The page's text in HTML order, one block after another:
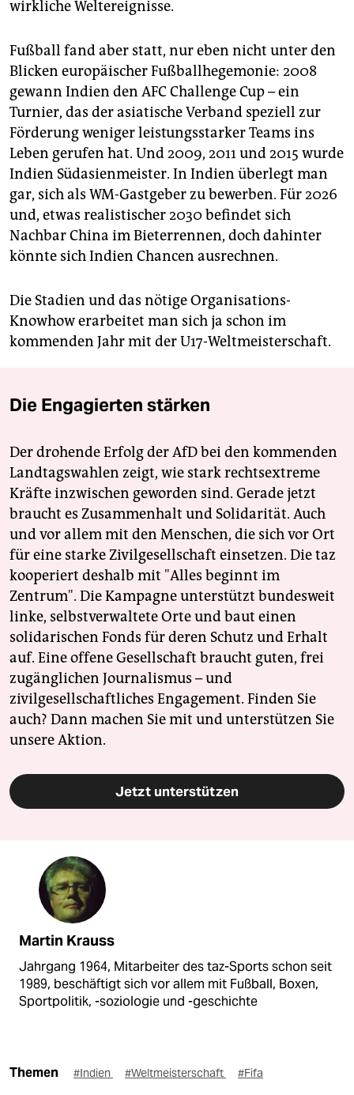
wirkliche Weltereignisse.
Fußball fand aber statt, nur eben nicht unter den
Blicken europäischer Fußballhegemonie: 2008
gewann Indien den AFC Challenge Cup – ein
Turnier, das der asiatische Verband speziell zur
Förderung weniger leistungsstarker Teams ins
Leben gerufen hat. Und 2009, 2011 und 2015 wurde
Indien Südasienmeister. In Indien überlegt man
gar, sich als WM-Gastgeber zu bewerben. Für 2026
und, etwas realistischer 2030 befindet sich
Nachbar China im Bieterrennen, doch dahinter
könnte sich Indien Chancen ausrechnen.
Die Stadien und das nötige Organisations-
Knowhow erarbeitet man sich ja schon im
kommenden Jahr mit der U17-Weltmeisterschaft.
Die Engagierten stärken
Der drohende Erfolg der AfD bei den kommenden
Landtagswahlen zeigt, wie stark rechtsextreme
Kräfte inzwischen geworden sind. Gerade jetzt
braucht es Zusammenhalt und Solidarität. Auch
und vor allem mit den Menschen, die sich vor Ort
für eine starke Zivilgesellschaft einsetzen. Die taz
kooperiert deshalb mit "Alles beginnt im
Zentrum". Die Kampagne unterstützt bundesweit
linke, selbstverwaltete Orte und baut einen
solidarischen Fonds für deren Schutz und Erhalt
auf. Eine offene Gesellschaft braucht guten, frei
zugänglichen Journalismus – und
zivilgesellschaftliches Engagement. Finden Sie
auch? Dann machen Sie mit und unterstützen Sie
unsere Aktion.
Jetzt unterstützen
Martin Krauss
Jahrgang 1964, Mitarbeiter des taz-Sports schon seit
1989, beschäftigt sich vor allem mit Fußball, Boxen,
Sportpolitik, -soziologie und -geschichte
Themen #Indien #Weltmeisterschaft #Fifa